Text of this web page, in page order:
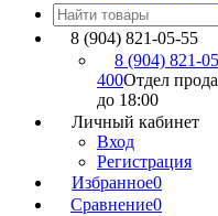
8 (904) 821-05-55
8 (904) 821-
400Отдел
до 18:00
Личный кабинет
Вход
Регистрация
Избранное0
Сравнение0